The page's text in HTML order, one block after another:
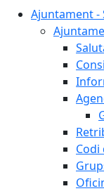
Ajuntament -